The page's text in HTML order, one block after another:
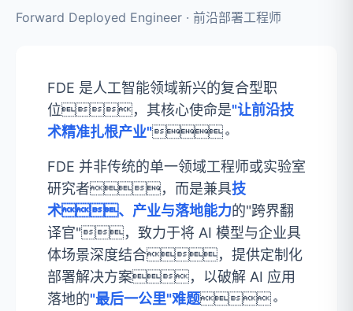
Forward Deployed Engineer · 前沿部署工程师
FDE 是人工智能领域新兴的复合型职
位，其核心使命是"让前沿技
术精准扎根产业"。
FDE 并非传统的单一领域工程师或实验室
研究者，而是兼具技
术、产业与落地能力的"跨界翻
译官"，致力于将 AI 模型与企业具
体场景深度结合，提供定制化
部署解决方案，以破解 AI 应用
落地的"最后一公里"难题。